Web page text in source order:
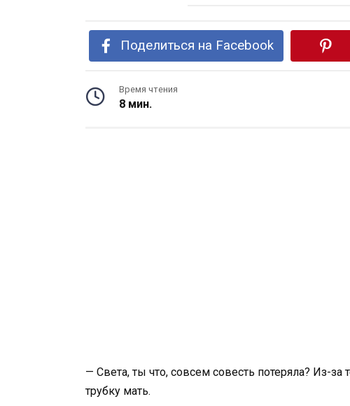
Поделиться на Facebook
Время чтения
8 мин.
— Света, ты что, совсем совесть потеряла? Из-
трубку мать.